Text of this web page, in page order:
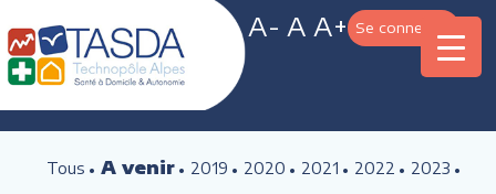
A- A A+ Se connecter
Tous A venir 2019 2020 2021 2022
2023